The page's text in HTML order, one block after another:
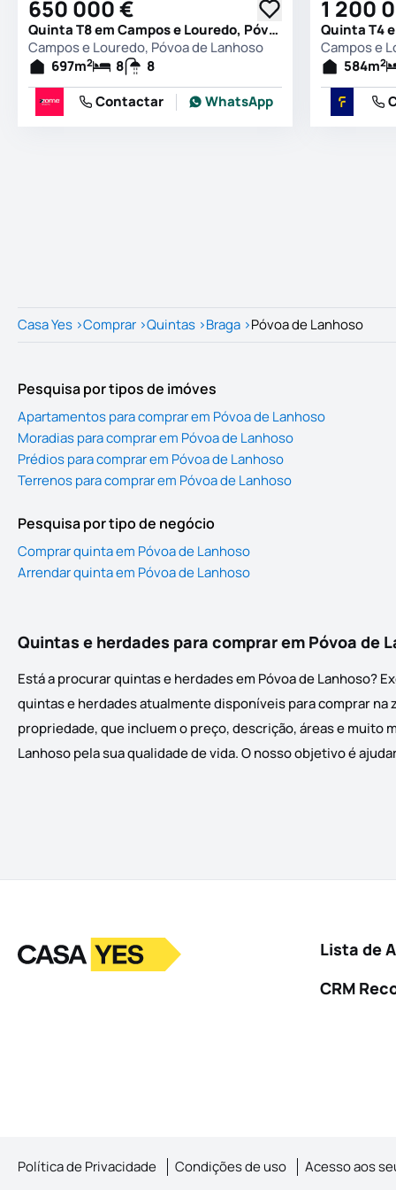
650 000 €
Quinta T8 em Campos e Louredo, Póvoa de Lanhoso
Campos e Louredo, Póvoa de Lanhoso
697m2 8
8
Contactar
WhatsApp
1 200
Campos e
584m2
Casa Yes >Comprar >Quintas >Braga >Póvoa de Lanhoso
Pesquisa por tipos de imóves
Apartamentos para comprar em Póvoa de Lanhoso
Moradias para comprar em Póvoa de Lanhoso
Prédios para comprar em Póvoa de Lanhoso
Terrenos para comprar em Póvoa de Lanhoso
Pesquisa por tipo de negócio
Comprar quinta em Póvoa de Lanhoso
Arrendar quinta em Póvoa de Lanhoso
Quintas e herdades para comprar em Póvoa de
Está a procurar quintas e herdades em Póvoa de Lanhoso?
quintas e herdades atualmente disponíveis para comprar na
propriedade, que incluem o preço, descrição, áreas e muito
Lanhoso pela sua qualidade de vida. O nosso objetivo é
LogoIr para a homepage
Lista de
CRM
Política de Privacidade Condições de uso Acesso aos